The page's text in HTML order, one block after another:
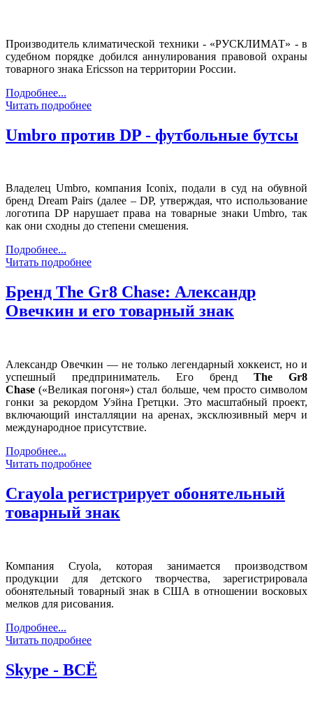
Производитель климатической техники - «РУСКЛИМАТ» - в
судебном порядке добился аннулирования правовой охраны
товарного знака Ericsson на территории России.
Подробнее...
Читать подробнее
Umbro против DP - футбольные бутсы
Владелец Umbro, компания Iconix, подали в суд на обувной
бренд Dream Pairs (далее – DP, утверждая, что использование
логотипа DP нарушает права на товарные знаки Umbro, так
как они сходны до степени смешения.
Подробнее...
Читать подробнее
Бренд The Gr8 Chase: Александр
Овечкин и его товарный знак
Александр Овечкин — не только легендарный хоккеист, но и
успешный предприниматель. Его бренд The Gr8
Chase («Великая погоня») стал больше, чем просто символом
гонки за рекордом Уэйна Гретцки. Это масштабный проект,
включающий инсталляции на аренах, эксклюзивный мерч и
международное присутствие.
Подробнее...
Читать подробнее
Crayola регистрирует обонятельный
товарный знак
Компания Cryola, которая занимается производством
продукции для детского творчества, зарегистрировала
обонятельный товарный знак в США в отношении восковых
мелков для рисования.
Подробнее...
Читать подробнее
Skype - ВСЁ